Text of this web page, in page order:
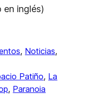
en inglés)
, Noticias
Patiño, La
, Paranoia